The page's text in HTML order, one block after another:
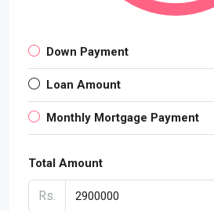
Down Payment
Loan Amount
Monthly Mortgage Payment
Total Amount
Rs.